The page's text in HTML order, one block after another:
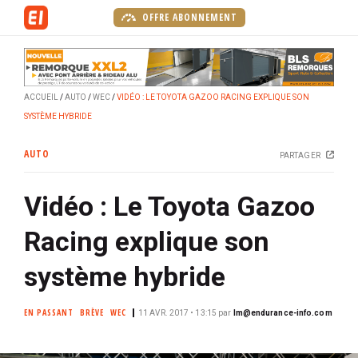
c
OFFRE ABONNEMENT
ACCUEIL AUTO WEC VIDÉO : LE TOYOTA GAZOO RACING EXPLIQUE SON
SYSTÈME HYBRIDE
AUTO PARTAGER
Vidéo : Le Toyota Gazoo
Racing explique son
système hybride
EN PASSANT BRÈVE WEC 11 AVR. 2017 • 13:15 par lm@endurance-info.com